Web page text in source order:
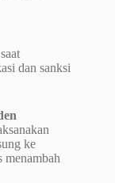
dan sanksi
ke
menambah